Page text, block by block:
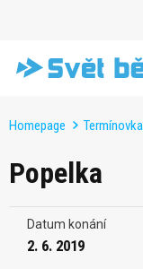
Homepage Termínovka
Popelka
Datum konání
2. 6. 2019